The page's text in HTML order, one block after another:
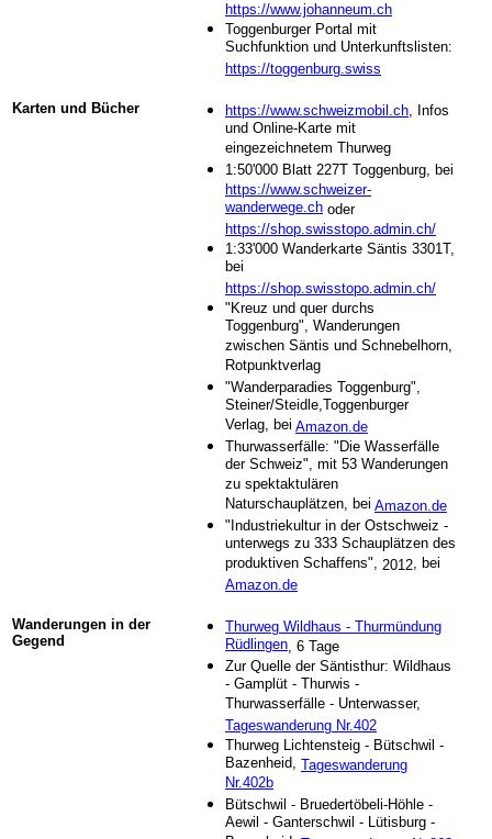
https://www.johanneum.ch
Toggenburger Portal mit
Suchfunktion und Unterkunftslisten:
https://toggenburg.swiss
Karten und Bücher https://www.schweizmobil.ch, Infos
und Online-Karte mit
eingezeichnetem Thurweg
1:50'000 Blatt 227T Toggenburg, bei
https://www.schweizer-
wanderwege.ch oder
https://shop.swisstopo.admin.ch/
1:33'000 Wanderkarte Säntis 3301T,
bei
https://shop.swisstopo.admin.ch/
"Kreuz und quer durchs
Toggenburg", Wanderungen
zwischen Säntis und Schnebelhorn,
Rotpunktverlag
"Wanderparadies Toggenburg",
Steiner/Steidle,Toggenburger
Verlag, bei Amazon.de
Thurwasserfälle: "Die Wasserfälle
der Schweiz", mit 53 Wanderungen
zu spektaktulären
Naturschauplätzen, bei Amazon.de
"Industriekultur in der Ostschweiz -
unterwegs zu 333 Schauplätzen des
produktiven Schaffens", 2012, bei
Amazon.de
Wanderungen in der
Gegend
Thurweg Wildhaus - Thurmündung
Rüdlingen, 6 Tage
Zur Quelle der Säntisthur: Wildhaus
- Gamplüt - Thurwis -
Thurwasserfälle - Unterwasser,
Tageswanderung Nr.402
Thurweg Lichtensteig - Bütschwil -
Bazenheid, Tageswanderung
Nr.402b
Bütschwil - Bruedertöbeli-Höhle -
Aewil - Ganterschwil - Lütisburg -